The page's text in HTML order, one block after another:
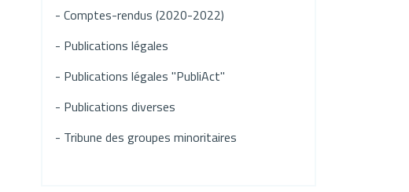
- Comptes-rendus (2020-2022)
- Publications légales
- Publications légales "PubliAct"
- Publications diverses
- Tribune des groupes minoritaires